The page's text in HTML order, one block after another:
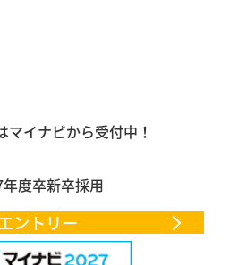
マイナビから受付中！
度卒新卒採用
ントリー